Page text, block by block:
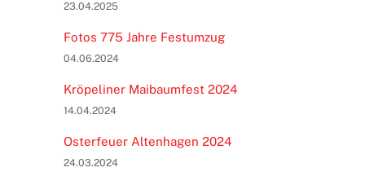
23.04.2025
Fotos 775 Jahre Festumzug
04.06.2024
Kröpeliner Maibaumfest 2024
14.04.2024
Osterfeuer Altenhagen 2024
24.03.2024